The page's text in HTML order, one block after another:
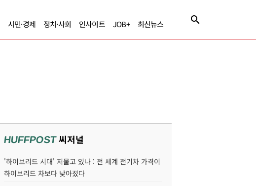
시민·경제 정치·사회 인사이트 JOB+ 최신뉴스
HUFFPOST씨저널
'하이브리드 시대' 저물고 있나 : 전 세계 전기차 가격이
하이브리드 차보다 낮아졌다